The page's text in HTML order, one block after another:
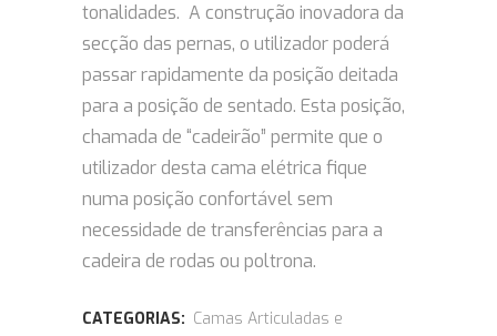
tonalidades. A construção inovadora da
secção das pernas, o utilizador poderá
passar rapidamente da posição deitada
para a posição de sentado. Esta posição,
chamada de “cadeirão” permite que o
utilizador desta cama elétrica fique
numa posição confortável sem
necessidade de transferências para a
cadeira de rodas ou poltrona.
CATEGORIAS: Camas Articuladas e